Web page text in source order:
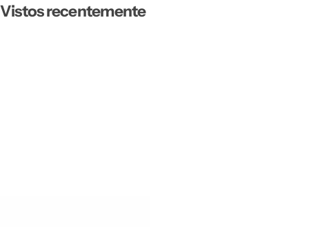
Vistos recentemente